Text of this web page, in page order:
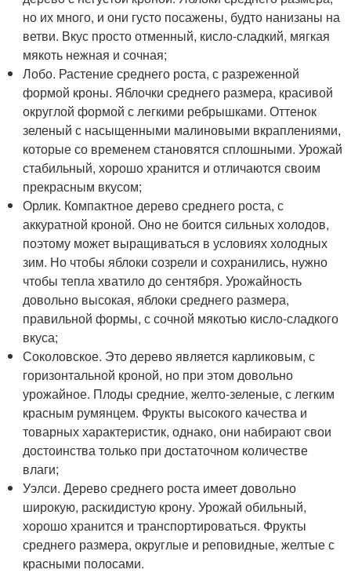
но их много, и они густо посажены, будто нанизаны на
ветви. Вкус просто отменный, кисло-сладкий, мягкая
мякоть нежная и сочная;
Лобо. Растение среднего роста, с разреженной
формой кроны. Яблочки среднего размера, красивой
округлой формой с легкими ребрышками. Оттенок
зеленый с насыщенными малиновыми вкраплениями,
которые со временем становятся сплошными. Урожай
стабильный, хорошо хранится и отличаются своим
прекрасным вкусом;
Орлик. Компактное дерево среднего роста, с
аккуратной кроной. Оно не боится сильных холодов,
поэтому может выращиваться в условиях холодных
зим. Но чтобы яблоки созрели и сохранились, нужно
чтобы тепла хватило до сентября. Урожайность
довольно высокая, яблоки среднего размера,
правильной формы, с сочной мякотью кисло-сладкого
вкуса;
Соколовское. Это дерево является карликовым, с
горизонтальной кроной, но при этом довольно
урожайное. Плоды средние, желто-зеленые, с легким
красным румянцем. Фрукты высокого качества и
товарных характеристик, однако, они набирают свои
достоинства только при достаточном количестве
влаги;
Уэлси. Дерево среднего роста имеет довольно
широкую, раскидистую крону. Урожай обильный,
хорошо хранится и транспортироваться. Фрукты
среднего размера, округлые и реповидные, желтые с
красными полосами.